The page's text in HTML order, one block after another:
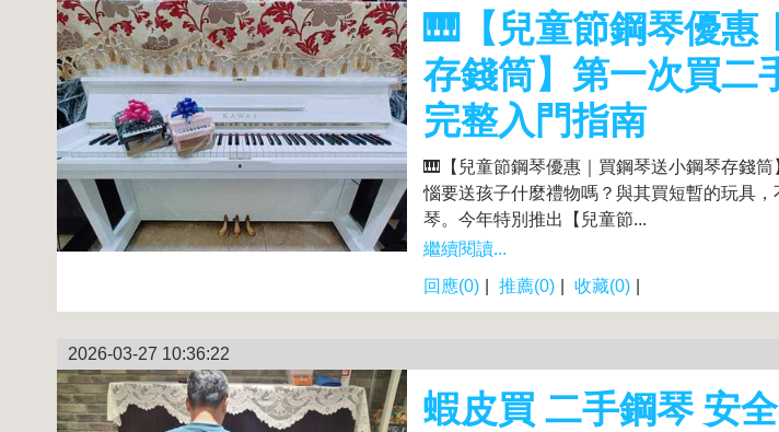
🎹【兒童節鋼琴優惠
存錢筒】第一次買二
完整入門指南
🎹【兒童節鋼琴優惠｜買鋼琴送小鋼琴存錢
惱要送孩子什麼禮物嗎？與其買短暫的玩具
琴。今年特別推出【兒童節...
繼續閱讀...
回應(0)
推薦(0) 收藏(0)
2026-03-27 10:36:22
蝦皮買 二手鋼琴 安